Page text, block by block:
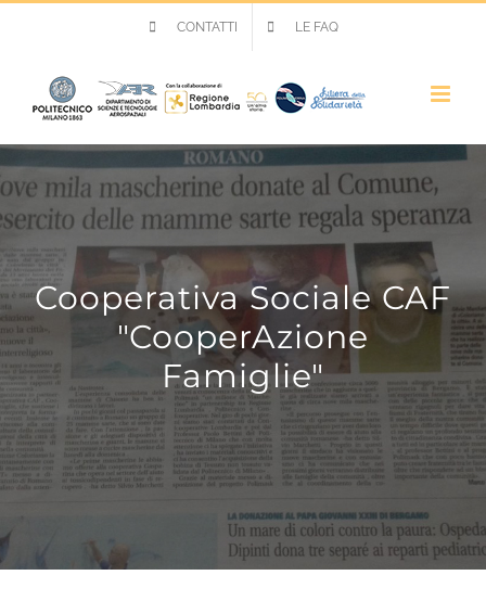
contenuto
CONTATTI LE FAQ
Cooperativa Sociale CAF
"CooperAzione
Famiglie"